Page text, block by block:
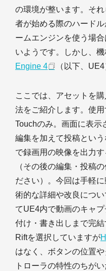
の環境が整います。そ
者が始める際のハード
ームエンジンを使う場
いようです。しかし、
Engine 4
（以下、
ここでは、アセットを
法をご紹介します。使
Touchのみ。画面に表示
編集を加えて投稿とい
で録画用の映像を出力
（その後の編集・投稿
ださい）。今回は手軽
術的な詳細や改良につ
てUE4内で動画のキャ
付け・書き出しまで完
Riftを選択していますが
はなく、ボタンの位置
トローラの特性のちが